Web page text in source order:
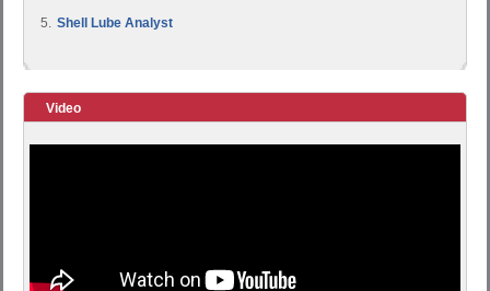
5. Shell Lube Analyst
Video